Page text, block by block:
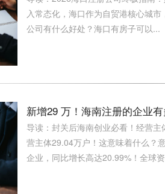
入常态化，海口作为自贸港核心城
公司有什么好处？海口有房子可以...
新增29 万！海南注册的企业
导读：封关后海南创业必看！经营
营主体29.04万户！这意味着什么？
企业，同比增长高达20.99%！全球